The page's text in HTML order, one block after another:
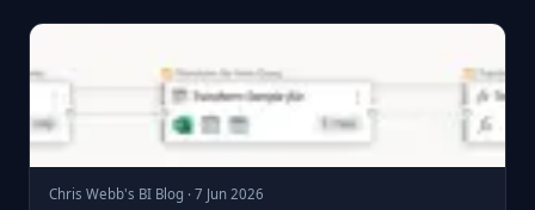
Chris Webb's BI Blog · 7 Jun 2026